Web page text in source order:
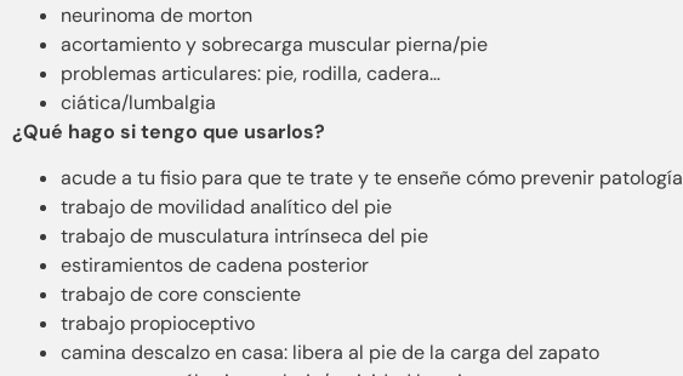
neurinoma de morton
acortamiento y sobrecarga muscular pierna/pie
problemas articulares: pie, rodilla, cadera…
ciática/lumbalgia
¿Qué hago si tengo que usarlos?
acude a tu fisio para que te trate y te enseñe cómo prevenir patología
trabajo de movilidad analítico del pie
trabajo de musculatura intrínseca del pie
estiramientos de cadena posterior
trabajo de core consciente
trabajo propioceptivo
camina descalzo en casa: libera al pie de la carga del zapato